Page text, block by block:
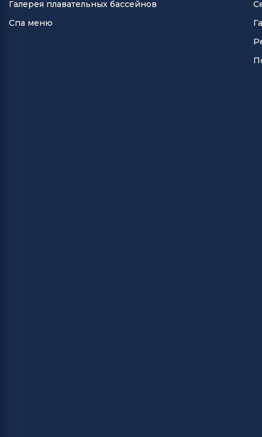
Галерея плавательных бассейнов
Спа меню